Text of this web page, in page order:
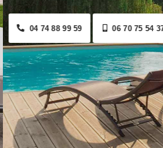
04 74 88 99 59 06 70 75 54 37